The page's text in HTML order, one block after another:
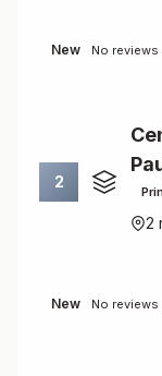
New No reviews
2
2
New No reviews